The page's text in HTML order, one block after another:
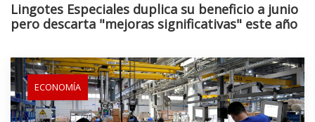
Lingotes Especiales duplica su beneficio a junio
pero descarta "mejoras significativas" este año
ECONOMÍA